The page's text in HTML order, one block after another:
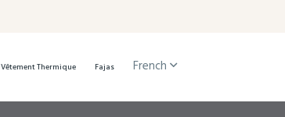
Vêtement Thermique Fajas French